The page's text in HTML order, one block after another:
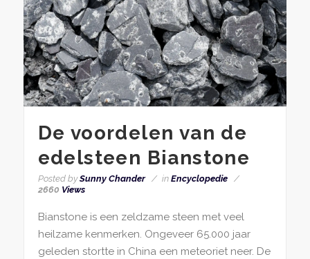
De voordelen van de
edelsteen Bianstone
Posted bySunny Chander in Encyclopedie
2660 Views
Bianstone is een zeldzame steen met veel
heilzame kenmerken. Ongeveer 65.000 jaar
geleden stortte in China een meteoriet neer. De